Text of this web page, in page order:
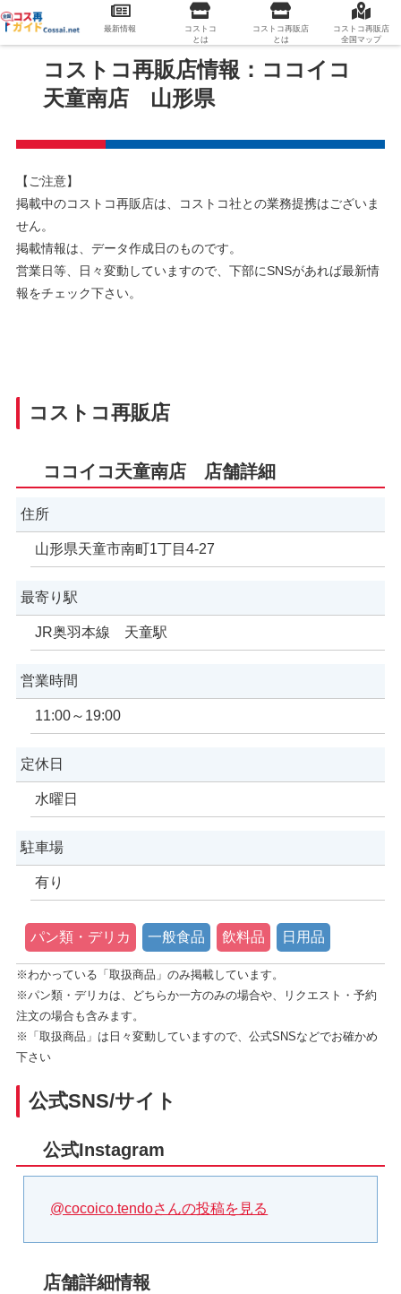
コストコ再販店情報：ココイコ
天童南店 山形県
【ご注意】
掲載中のコストコ再販店は、コストコ社との業務提携はございま
せん。
掲載情報は、データ作成日のものです。
営業日等、日々変動していますので、下部にSNSがあれば最新情
報をチェック下さい。
コストコ再販店
ココイコ天童南店 店舗詳細
住所
山形県天童市南町1丁目4-27
最寄り駅
JR奥羽本線 天童駅
営業時間
11:00～19:00
定休日
水曜日
駐車場
有り
パン類・デリカ 一般食品 飲料品 日用品
※わかっている「取扱商品」のみ掲載しています。
※パン類・デリカは、どちらか一方のみの場合や、リクエスト・予約
注文の場合も含みます。
※「取扱商品」は日々変動していますので、公式SNSなどでお確かめ
下さい
公式SNS/サイト
公式Instagram
@cocoico.tendoさんの投稿を見る
店舗詳細情報
最新情報
コストコ
とは
コストコ再販店
とは
コストコ再販店
全国マップ